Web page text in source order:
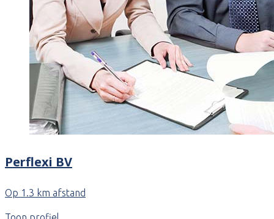
Perflexi BV
Op 1.3 km afstand